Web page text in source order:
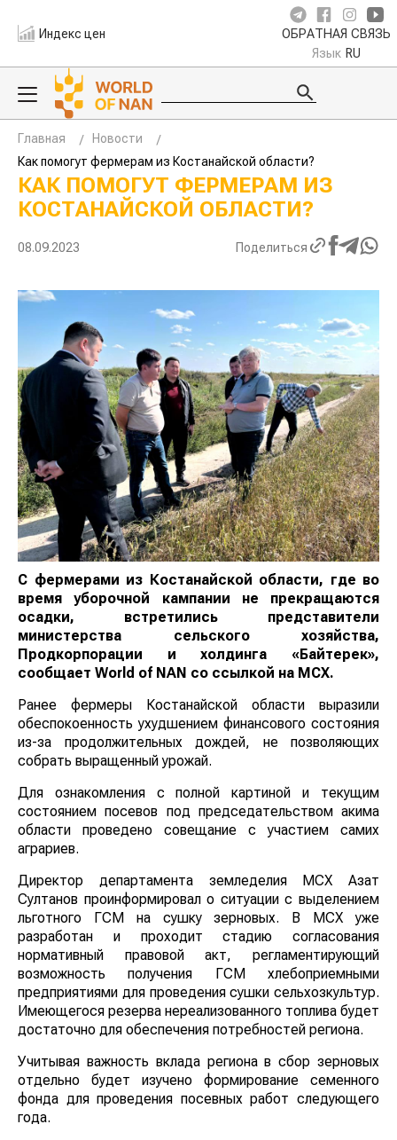
Индекс цен ОБРАТНАЯ СВЯЗЬ
Язык RU
Главная
Новости
Как помогут фермерам из Костанайской области?
КАК ПОМОГУТ ФЕРМЕРАМ ИЗ
КОСТАНАЙСКОЙ ОБЛАСТИ?
08.09.2023 Поделиться
С фермерами из Костанайской области, где во
время уборочной кампании не прекращаются
осадки, встретились представители
министерства сельского хозяйства,
Продкорпорации и холдинга «Байтерек»,
сообщает World of NAN со ссылкой на МСХ.
Ранее фермеры Костанайской области выразили
обеспокоенность ухудшением финансового состояния
из-за продолжительных дождей, не позволяющих
собрать выращенный урожай.
Для ознакомления с полной картиной и текущим
состоянием посевов под председательством акима
области проведено совещание с участием самих
аграриев.
Директор департамента земледелия МСХ Азат
Султанов проинформировал о ситуации с выделением
льготного ГСМ на сушку зерновых. В МСХ уже
разработан и проходит стадию согласования
нормативный правовой акт, регламентирующий
возможность получения ГСМ хлебоприемными
предприятиями для проведения сушки сельхозкультур.
Имеющегося резерва нереализованного топлива будет
достаточно для обеспечения потребностей региона.
Учитывая важность вклада региона в сбор зерновых
отдельно будет изучено формирование семенного
фонда для проведения посевных работ следующего
года.